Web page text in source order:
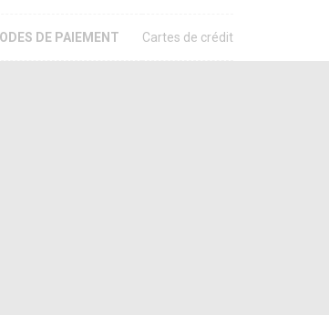
DE PAIEMENT Cartes de crédit